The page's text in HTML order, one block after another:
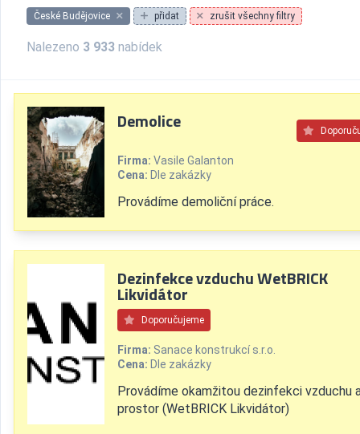
České Budějovice přidat zrušit všechny filtry
Nalezeno 3 933 nabídek
Demolice
Firma: Vasile Galanton
Cena: Dle zakázky
Provádíme demoliční práce.
Dezinfekce vzduchu WetBRICK
Likvidátor
Doporučujeme
Firma: Sanace konstrukcí s.r.o.
Cena: Dle zakázky
Provádíme okamžitou dezinfekci vzduchu
prostor (WetBRICK Likvidátor)